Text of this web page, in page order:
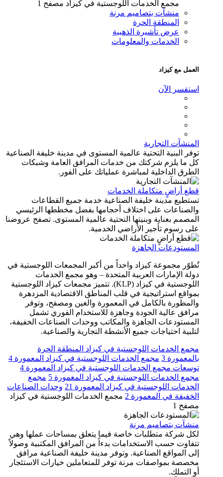
مجمع الخدمات اللوجستية في كيزاد مصفح 1
منشآت بتصاميم مرنة
المنطقة الحرة
عرض تأشيرة الذهبية
الخدمات والمعلومات
مع كيزاد
الآن
التجارية
البنية التحتية عالمية المستوى في مدينة خليفة الصناعية
ما يلزم شركتك من خدمات المرافق العامة وشبكات
الداخلية لمباشرة عملياتك على الفور.
أراضٍ متكاملة الخدمات
مدينة خليفة الصناعية خدمة جميع القطاعات
على اختلاف أحجامها بفضل مخططها الرئيسي
بعناية وبنيتها التحتية عالمية المستوى. تصفح عروضنا
رسوم تأجير الأراضي الخدمية.
الجاهزة
مجموعة كيزاد واحداً من أكبر المجمعات اللوجستية في
الإمارات العربية المتحدة – وهو مجمع الخدمات
اللوجستية في كيزاد (KLP). تتميز مجمعات كيزاد اللوجستية
استراتيجية في قلب المناطق الاقتصادية المزدهرة
بالكامل في المعمورة والعين ومصفح، وتوفر
عالية الجودة وجاهزة للاستخدام الفوري تشمل
الجاهزة والمكاتب ووحدات الصناعات الخفيفة،
احتياجات جميع الأنشطة التجارية والصناعية.
الخدمات اللوجستية في كيزاد المنطقة الحرة
3
مجمع الخدمات اللوجستية في كيزاد المعمورة 4
مجمع الخدمات اللوجستية في كيزاد المعمورة 4
الخدمات اللوجستية في كيزاد المعمورة 5
مجمع
اللوجستية في كيزاد المعمورة 21
وحدات الصناعات
في المعمورة 2
مجمع الخدمات اللوجستية في كيزاد
بتصاميم مرنة
شركة متطلبات خاصة فيما يتعلق بمساحات عملها وهي
حسب الاستخدامات بدءاً من المرافق المكتبية وصولاً
المواقع الصناعية. وتوفر مدينة خليفة الصناعية مرافق
بمواصفات مرنة توفر للمتعاملين خيارات الاستئجار
التملك.